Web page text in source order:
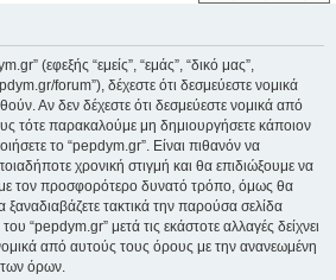
(εφεξής “εμείς”, “εμάς”, “δικό μας”,
forum”), δέχεστε ότι δεσμεύεστε νομικά
Αν δεν δέχεστε ότι δεσμεύεστε νομικά από
τότε παρακαλούμε μη δημιουργήσετε κάποιον
το “pepdym.gr”. Είναι πιθανόν να
χρονική στιγμή και θα επιδιώξουμε να
τον προσφορότερο δυνατό τρόπο, όμως θα
τακτικά την παρούσα σελίδα
“pepdym.gr” μετά τις εκάστοτε αλλαγές δείχνει
από αυτούς τους όρους με την ανανεωμένη
όρων.